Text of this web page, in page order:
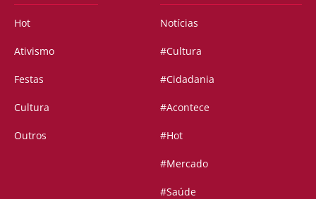
Hot
Ativismo
Festas
Cultura
Outros
Notícias
#Cultura
#Cidadania
#Acontece
#Hot
#Mercado
#Saúde